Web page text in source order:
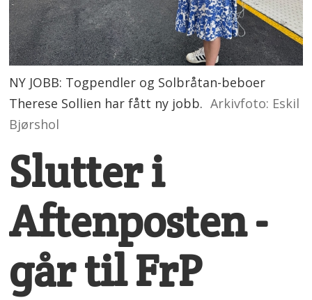
NY JOBB: Togpendler og Solbråtan-beboer
Therese Sollien har fått ny jobb. Arkivfoto: Eskil
Bjørshol
Slutter i
Aftenposten -
går til FrP